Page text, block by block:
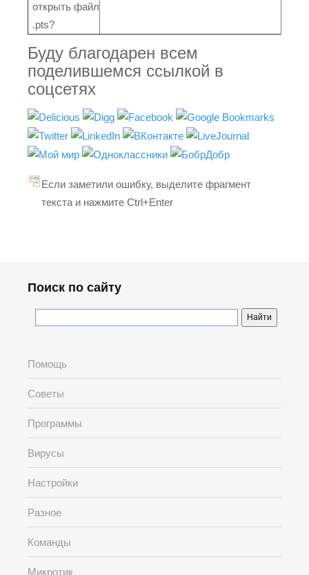
открыть файл
.pts?
Буду благодарен всем
поделившемся ссылкой в
соцсетях
Если заметили ошибку, выделите фрагмент
текста и нажмите Ctrl+Enter
Поиск по сайту
Помощь
Советы
Программы
Вирусы
Настройки
Разное
Команды
Микротик